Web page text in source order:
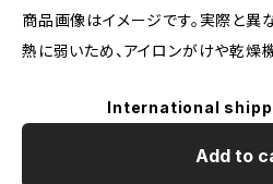
商品画像はイメージです。実際と異
熱に弱いため、アイロンがけや乾燥
International
Add to